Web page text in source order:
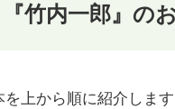
竹内一郎』の
を上から順に紹介しま